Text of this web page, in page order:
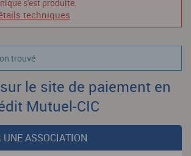
s'est produite.
techniques
trouvé
le site de paiement en
Mutuel-CIC
UNE ASSOCIATION